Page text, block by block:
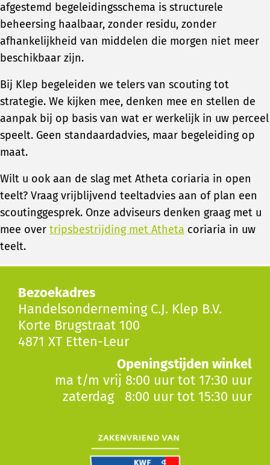
afgestemd begeleidingsschema is structurele
beheersing haalbaar, zonder residu, zonder
afhankelijkheid van middelen die morgen niet meer
beschikbaar zijn.
Bij Klep begeleiden we telers van scouting tot
strategie. We kijken mee, denken mee en stellen de
aanpak bij op basis van wat er werkelijk in uw perceel
speelt. Geen standaardadvies, maar begeleiding op
maat.
Wilt u ook aan de slag met Atheta coriaria in open
teelt? Vraag vrijblijvend teeltadvies aan of plan een
scoutinggesprek. Onze adviseurs denken graag met u
mee over tripsbestrijding met Atheta coriaria in uw
teelt.
Bezoekadres
Handelsonderneming C.J. Klep B.V.
Korte Brugstraat 100
4871 XT Etten-Leur
Openingstijden winkel
ma t/m vrij 8:00 uur tot 17:30 uur
zaterdag 8:00 uur tot 15:30 uur